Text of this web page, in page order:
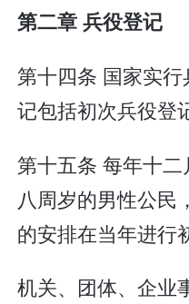
第二章 兵役登记
第十四条 国家实
记包括初次兵役登
第十五条 每年十
八周岁的男性公民
的安排在当年进行
机关、团体、企业